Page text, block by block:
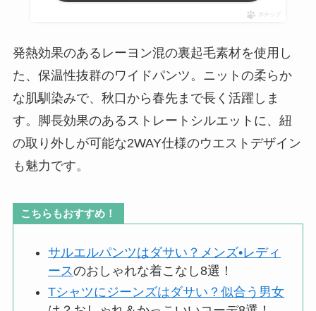
ポチップ
発熱効果のあるレーヨン混の裏起毛素材を使用し
た、保温性抜群のワイドパンツ。ニットの柔らか
な肌馴染みで、秋口から春先まで長く活躍しま
す。脚長効果のあるストレートシルエットに、紐
の取り外しが可能な2WAY仕様のウエストデザイン
も魅力です。
こちらもおすすめ！
サルエルパンツはダサい？メンズ•レディ
ースのおしゃれな着こなし8選！
Tシャツにジーンズはダサい？似合う男女